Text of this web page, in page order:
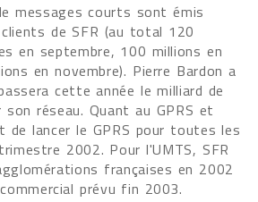
messages courts sont émis
de SFR (au total 120
en septembre, 100 millions en
en novembre). Pierre Bardon a
cette année le milliard de
réseau. Quant au GPRS et
de lancer le GPRS pour toutes les
2002. Pour l'UMTS, SFR
françaises en 2002
prévu fin 2003.